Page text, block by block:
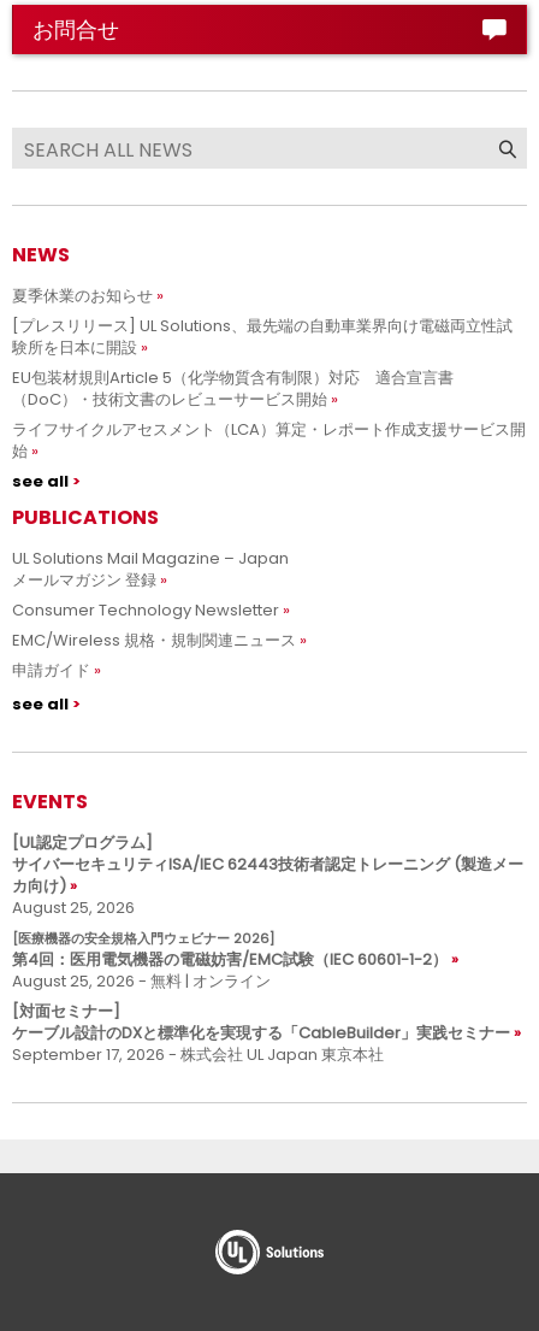
お問合せ
NEWS
夏季休業のお知らせ
[プレスリリース] UL Solutions、最先端の自動車業界向け電磁両立性試
験所を日本に開設
EU包装材規則Article 5（化学物質含有制限）対応 適合宣言書
（DoC）・技術文書のレビューサービス開始
ライフサイクルアセスメント（LCA）算定・レポート作成支援サービス開
始
see all
PUBLICATIONS
UL Solutions Mail Magazine – Japan
メールマガジン 登録
Consumer Technology Newsletter
EMC/Wireless 規格・規制関連ニュース
申請ガイド
see all
EVENTS
[UL認定プログラム]
サイバーセキュリティISA/IEC 62443技術者認定トレーニング (製造メー
カ向け)
August 25, 2026
[医療機器の安全規格入門ウェビナー 2026]
第4回：医用電気機器の電磁妨害/EMC試験（IEC 60601-1-2）
August 25, 2026 - 無料 | オンライン
[対面セミナー]
ケーブル設計のDXと標準化を実現する「CableBuilder」実践セミナー
September 17, 2026 - 株式会社 UL Japan 東京本社